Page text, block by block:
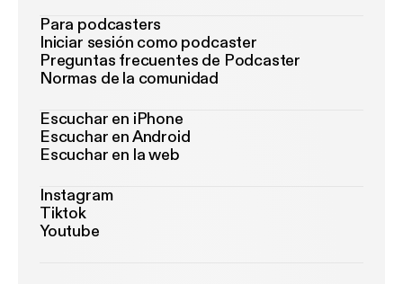
Para podcasters
Iniciar sesión como podcaster
Preguntas frecuentes de Podcaster
Normas de la comunidad
Escuchar en iPhone
Escuchar en Android
Escuchar en la web
Instagram
Tiktok
Youtube